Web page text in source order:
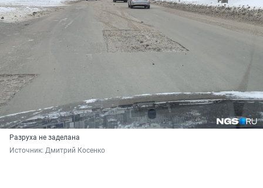
Разруха не заделана
Источник: Дмитрий Косенко